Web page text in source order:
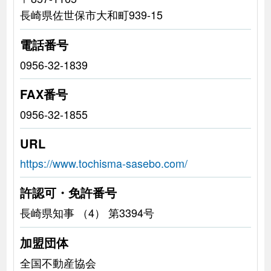
長崎県佐世保市大和町939-15
電話番号
0956-32-1839
FAX番号
0956-32-1855
URL
https://www.tochisma-sasebo.com/
許認可・免許番号
長崎県知事 （4） 第3394号
加盟団体
全国不動産協会